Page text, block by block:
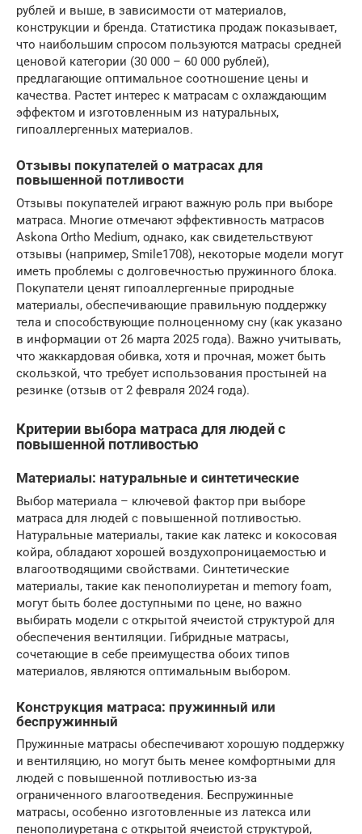
рублей и выше, в зависимости от материалов,
конструкции и бренда. Статистика продаж показывает,
что наибольшим спросом пользуются матрасы средней
ценовой категории (30 000 – 60 000 рублей),
предлагающие оптимальное соотношение цены и
качества. Растет интерес к матрасам с охлаждающим
эффектом и изготовленным из натуральных,
гипоаллергенных материалов.
Отзывы покупателей о матрасах для
повышенной потливости
Отзывы покупателей играют важную роль при выборе
матраса. Многие отмечают эффективность матрасов
Askona Ortho Medium, однако, как свидетельствуют
отзывы (например, Smile1708), некоторые модели могут
иметь проблемы с долговечностью пружинного блока.
Покупатели ценят гипоаллергенные природные
материалы, обеспечивающие правильную поддержку
тела и способствующие полноценному сну (как указано
в информации от 26 марта 2025 года). Важно учитывать,
что жаккардовая обивка, хотя и прочная, может быть
скользкой, что требует использования простыней на
резинке (отзыв от 2 февраля 2024 года).
Критерии выбора матраса для людей с
повышенной потливостью
Материалы: натуральные и синтетические
Выбор материала – ключевой фактор при выборе
матраса для людей с повышенной потливостью.
Натуральные материалы, такие как латекс и кокосовая
койра, обладают хорошей воздухопроницаемостью и
влагоотводящими свойствами. Синтетические
материалы, такие как пенополиуретан и memory foam,
могут быть более доступными по цене, но важно
выбирать модели с открытой ячеистой структурой для
обеспечения вентиляции. Гибридные матрасы,
сочетающие в себе преимущества обоих типов
материалов, являются оптимальным выбором.
Конструкция матраса: пружинный или
беспружинный
Пружинные матрасы обеспечивают хорошую поддержку
и вентиляцию, но могут быть менее комфортными для
людей с повышенной потливостью из-за
ограниченного влагоотведения. Беспружинные
матрасы, особенно изготовленные из латекса или
пенополиуретана с открытой ячеистой структурой,